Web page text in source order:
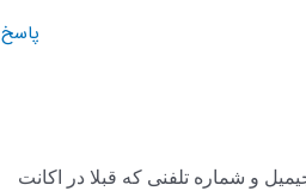
پاسخ
و شماره تلفنی که قبلا در اکانت